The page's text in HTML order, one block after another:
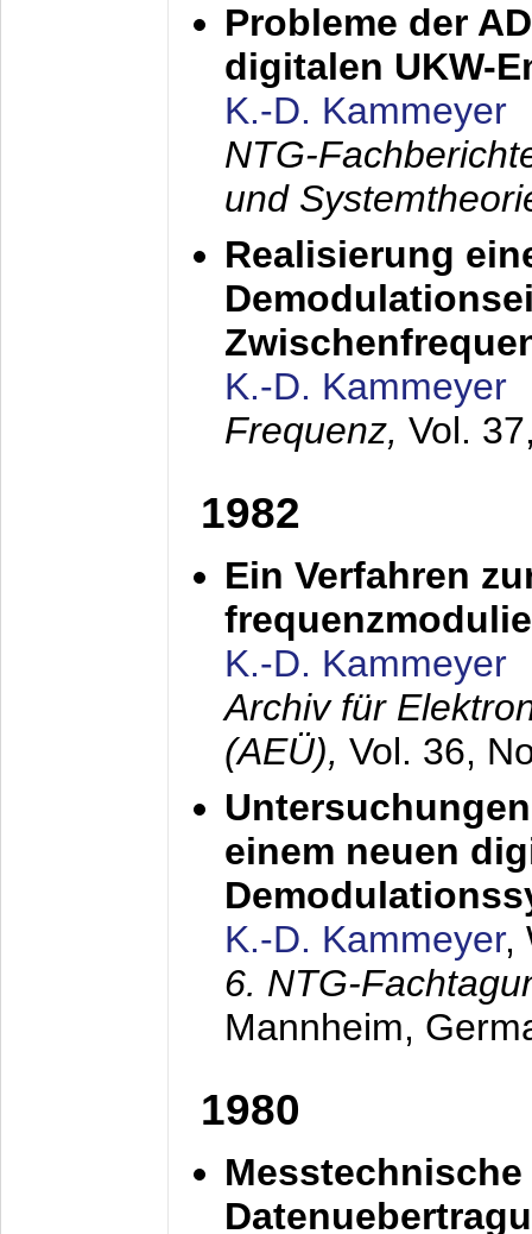
Probleme der
digitalen UKW-
K.-D. Kammeyer
NTG-
und
Realisierung
K.-D. Kammeyer
Frequenz, Vol.
1982
Ein Verfahren
K.-D. Kammeyer
Archiv für
(AEÜ), Vol. 36,
einem neuen
K.-D. Kammeyer,
6. NTG-
Mannheim,
1980